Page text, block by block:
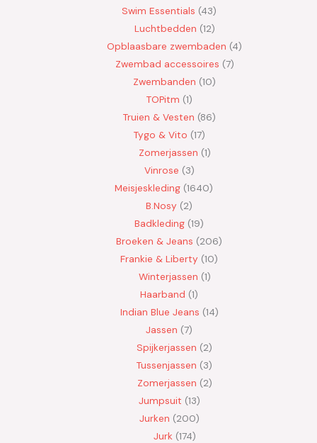
Swim Essentials 43
Luchtbedden 12
Opblaasbare zwembaden 4
Zwembad accessoires 7
Zwembanden 10
TOPitm 1
Truien & Vesten 86
Tygo & Vito 17
Zomerjassen 1
Vinrose 3
Meisjeskleding 1640
B.Nosy
2
Badkleding 19
Broeken & Jeans
206
Frankie & Liberty 10
Winterjassen 1
Haarband 1
Indian Blue Jeans 14
Jassen 7
Spijkerjassen
2
Tussenjassen
3
Zomerjassen 2
Jumpsuit 13
Jurken 200
Jurk 174